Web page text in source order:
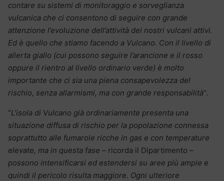
contare su sistemi di monitoraggio e sorveglianza
vulcanica che ci consentono di seguire con grande
attenzione l’evoluzione dell’attività dei nostri vulcani attivi.
Ed è quello che stiamo facendo a Vulcano. Con il livello di
allerta giallo (cui possono seguire l’arancione e il rosso
oppure il rientro al livello ordinario verde) è molto
importante che ci sia una piena consapevolezza del
rischio, senza allarmismi, ma con grande responsabilità“.
“L’isola di Vulcano già ordinariamente presenta una
situazione diffusa di rischio per la popolazione connessa
soprattutto alle fumarole ricche in gas e con temperature
elevate, ma in questa fase – ricorda il Dipartimento –
possono intensificarsi ed estendersi su aree più ampie e
quindi il pericolo risulta maggiore. Ogni ulteriore